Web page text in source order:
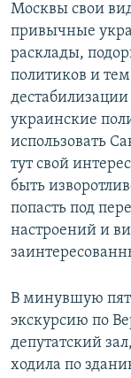
Москвы свои
привычные
расклады,
политиков и
украинские
использовать
тут свой
быть
попасть под
настроений и
В минувшую
экскурсию по
депутатский
ходила по